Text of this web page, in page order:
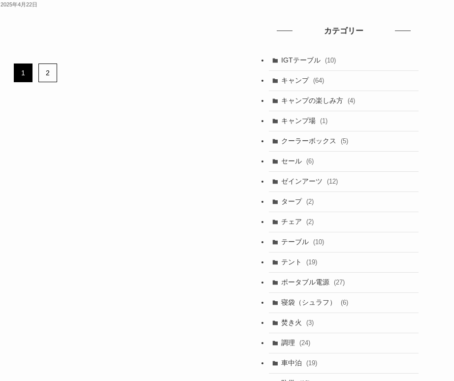
2025年4月22日
1 2
カテゴリー
IGTテーブル (10)
キャンプ (64)
キャンプの楽しみ方 (4)
キャンプ場 (1)
クーラーボックス (5)
セール (6)
ゼインアーツ (12)
タープ (2)
チェア (2)
テーブル (10)
テント (19)
ポータブル電源 (27)
寝袋（シュラフ） (6)
焚き火 (3)
調理 (24)
車中泊 (19)